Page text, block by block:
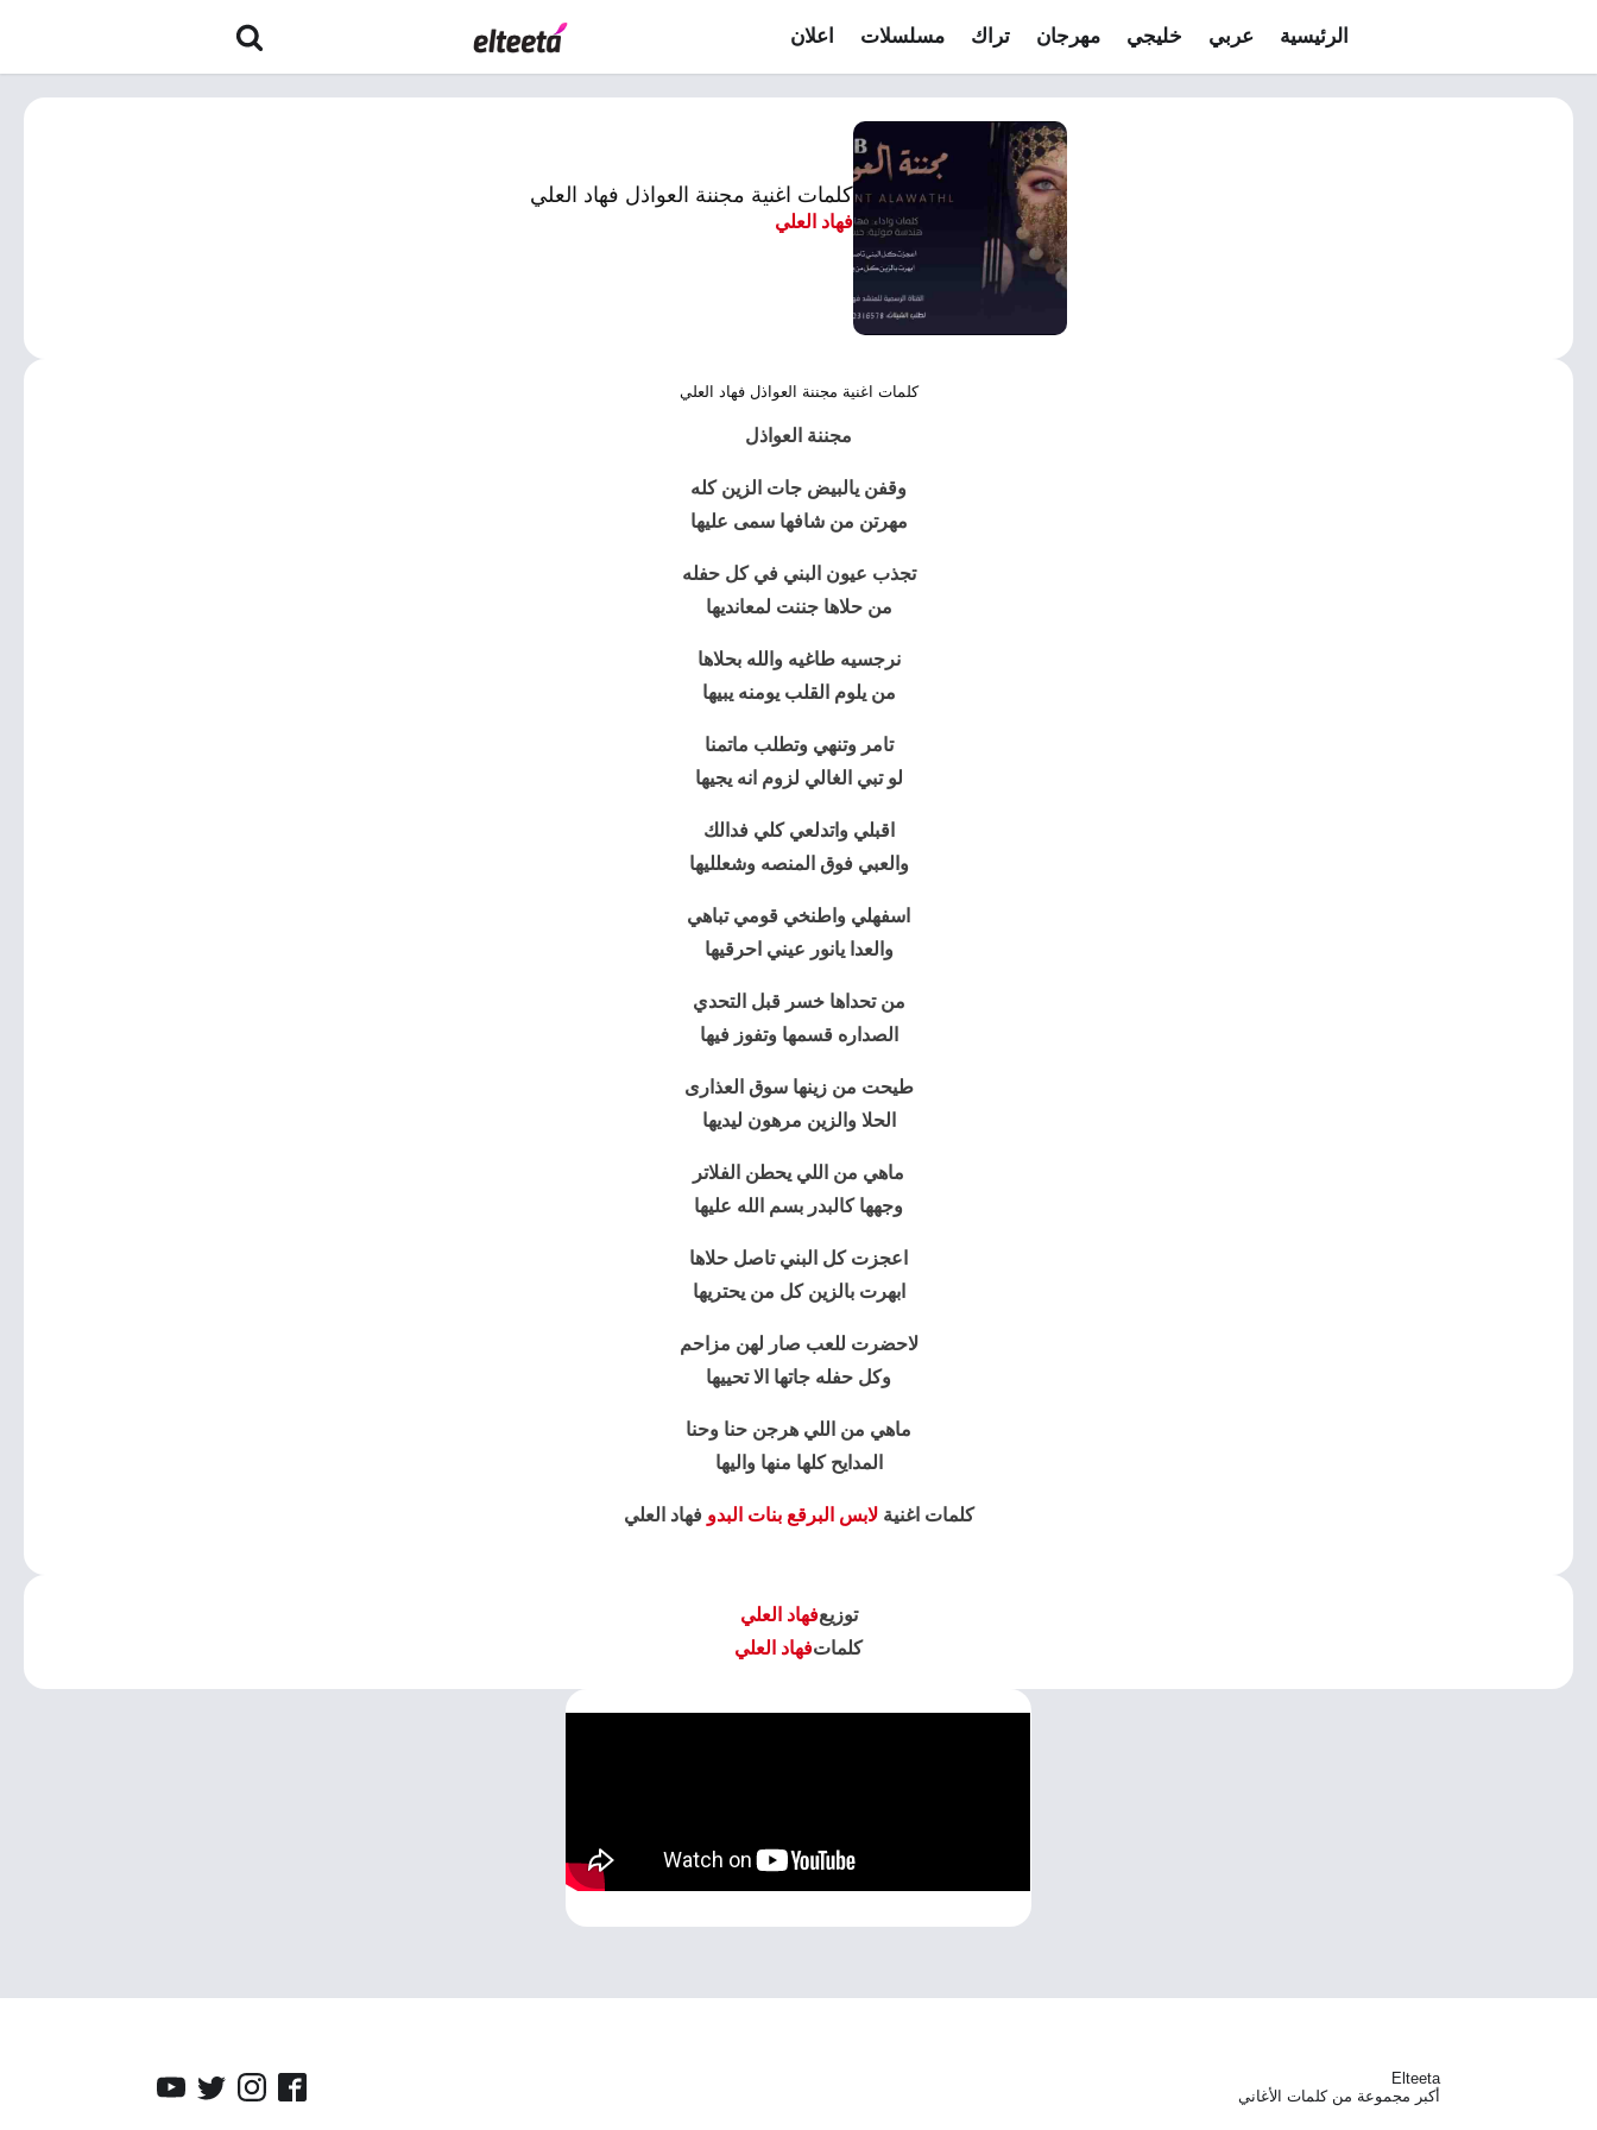
الرئيسية عربي خليجي مهرجان تراك مسلسلات اعلان
كلمات اغنية مجننة العواذل فهاد العلي
فهاد العلي
كلمات اغنية مجننة العواذل فهاد العلي
مجننة العواذل
وقفن يالبيض جات الزين كله
مهرتن من شافها سمى عليها
تجذب عيون البني في كل حفله
من حلاها جننت لمعانديها
نرجسيه طاغيه والله بحلاها
من يلوم القلب يومنه يبيها
تامر وتنهي وتطلب ماتمنا
لو تبي الغالي لزوم انه يجيها
اقبلي واتدلعي كلي فدالك
والعبي فوق المنصه وشعلليها
اسفهلي واطنخي قومي تباهي
والعدا يانور عيني احرقيها
من تحداها خسر قبل التحدي
الصداره قسمها وتفوز فيها
طيحت من زينها سوق العذارى
الحلا والزين مرهون ليديها
ماهي من اللي يحطن الفلاتر
وجهها كالبدر بسم الله عليها
اعجزت كل البني تاصل حلاها
ابهرت بالزين كل من يحتريها
لاحضرت للعب صار لهن مزاحم
وكل حفله جاتها الا تحييها
ماهي من اللي هرجن حنا وحنا
المدايح كلها منها واليها
كلمات اغنيةلابس البرقع بنات البدو فهاد العلي
توزيعفهاد العلي
كلماتفهاد العلي
Elteeta
أكبر مجموعة من كلمات الأغاني